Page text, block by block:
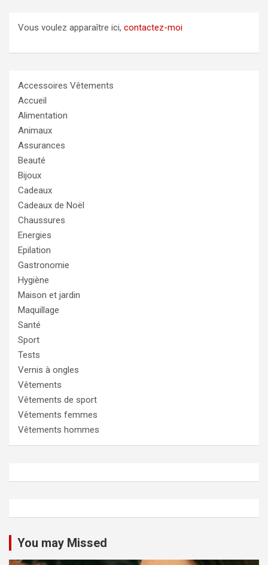
Vous voulez apparaître ici, contactez-moi
Accessoires Vêtements
Accueil
Alimentation
Animaux
Assurances
Beauté
Bijoux
Cadeaux
Cadeaux de Noël
Chaussures
Energies
Epilation
Gastronomie
Hygiène
Maison et jardin
Maquillage
Santé
Sport
Tests
Vernis à ongles
Vêtements
Vêtements de sport
Vêtements femmes
Vêtements hommes
You may Missed